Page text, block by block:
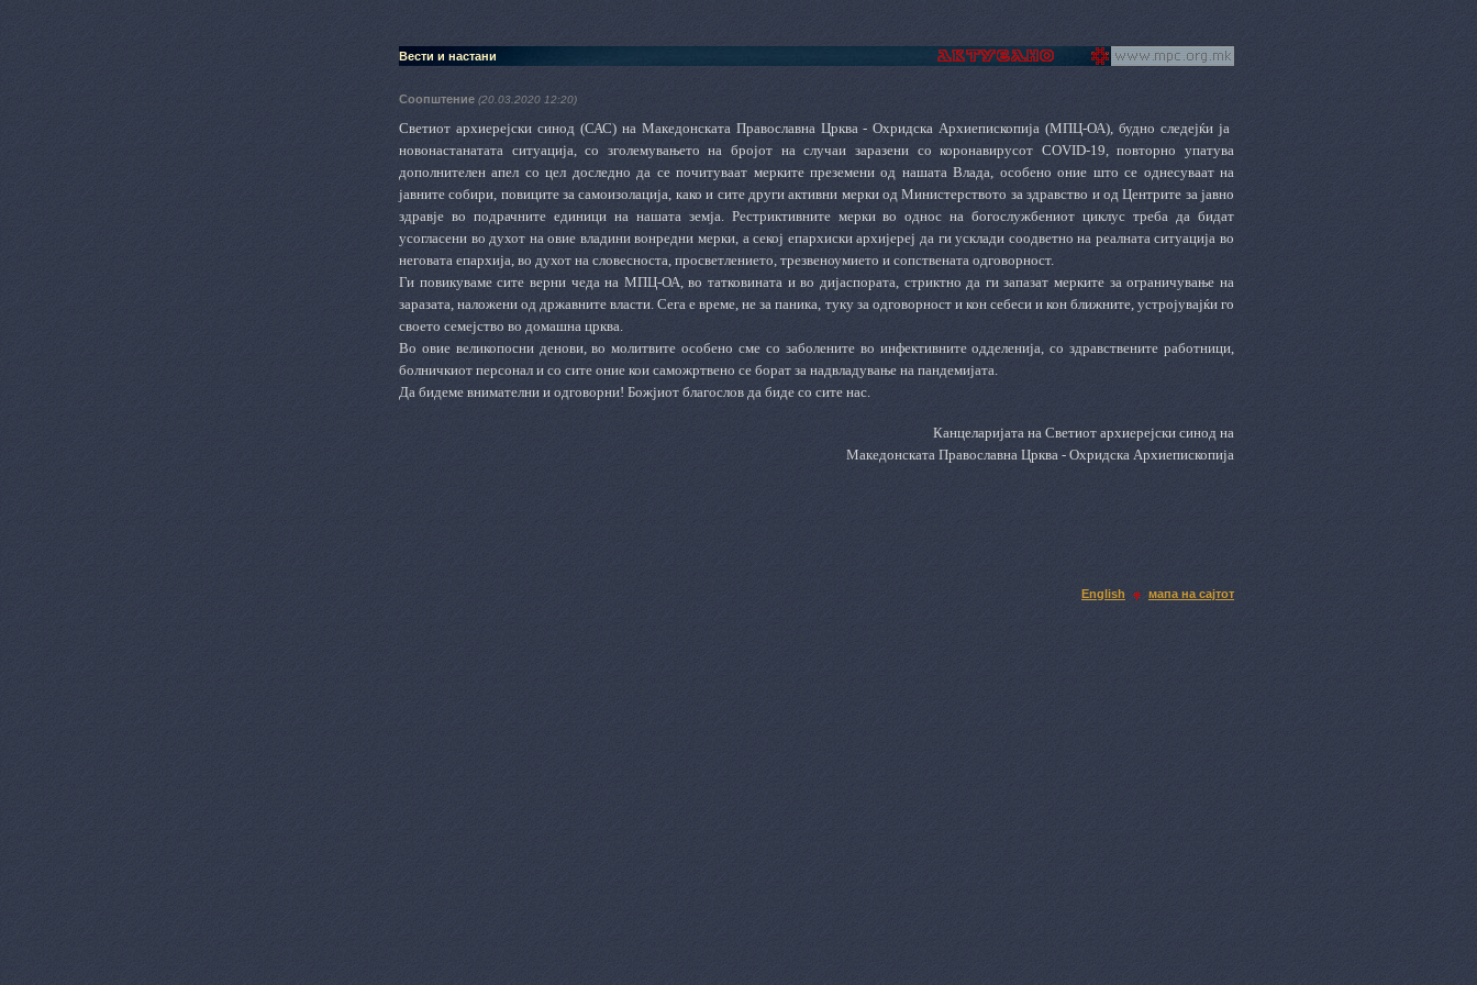
Вести и настани
Соопштение (20.03.2020 12:20)
Светиот архиерејски синод (САС) на Македонската Православна Црква - Охридска Архиепископија (МПЦ-ОА), будно следејќи ја
новонастанатата ситуација, со зголемувањето на бројот на случаи заразени со коронавирусот COVID-19,повторно упатува
дополнителен апел со цел доследно да се почитуваат мерките преземени од нашата Влада, особено оние што се однесуваат на
јавните собири, повиците за самоизолација, како и сите други активни мерки од Министерството за здравство и од Центрите за јавно
здравје во подрачните единици на нашата земја. Рестриктивните мерки во однос на богослужбениот циклус треба да бидат
усогласени во духот на овие владини вонредни мерки, а секој епархиски архијереј да ги усклади соодветно на реалната ситуација во
неговата епархија, во духот на словесноста, просветлението, трезвеноумието и сопствената одговорност.
Ги повикуваме сите верни чеда на МПЦ-ОА, во татковината и во дијаспората, стриктно да ги запазат мерките за ограничување на
заразата, наложени од државните власти. Сега е време, не за паника, туку за одговорности кон себеси и кон ближните, устројувајќи го
своето семејство во домашна црква.
Во овие великопосни денови, во молитвите особено сме со заболените во инфективните одделенија, со здравствените работници,
болничкиот персонал и со сите оние кои саможртвено се борат за надвладување на пандемијата.
Да бидеме внимателни и одговорни! Божјиот благослов да биде со сите нас.
Канцеларијата на Светиот архиерејски синод на
Македонската Православна Црква - Охридска Архиепископија
English мапа на сајтот